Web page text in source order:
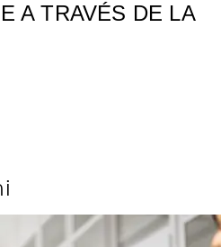
A TRAVÉS DE LA